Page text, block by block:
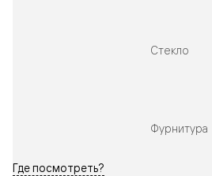
Стекло
Фурнитура
Где посмотреть?